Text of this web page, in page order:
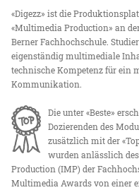
«Digezz» ist die
«Multimedia Production» an
Berner Fachhochschule.
eigenständig multimediale
technische Kompetenz für ein
Kommunikation.
Die unter «Beste»
Dozierenden des
zusätzlich mit der
wurden anlässlich
Production (IMP) der
Multimedia Awards von einer